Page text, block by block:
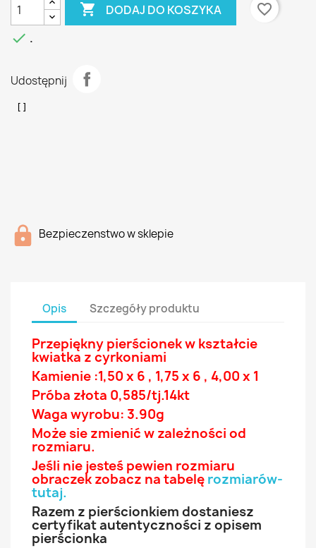
 DODAJ DO KOSZYKA
favorite_border
 .
Udostępnij
Bezpieczenstwo w sklepie
Opis Szczegóły produktu
Przepiękny pierścionek w kształcie
kwiatka z cyrkoniami
Kamienie :1,50 x 6 , 1,75 x 6 , 4,00 x 1
Próba złota 0,585/tj.14kt
Waga wyrobu: 3.90g
Może sie zmienić w zależności od
rozmiaru.
Jeśli nie jesteś pewien rozmiaru
obraczek zobacz na tabelę rozmiarów-
tutaj.
Razem z pierścionkiem dostaniesz
certyfikat autentyczności z opisem
pierścionka